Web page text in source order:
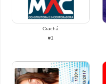
Crachá
#1